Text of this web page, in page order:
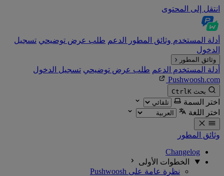
انتقل إلى المحتوى
أدلة المستخدم وثائق المطور الدعم طلب عرض توضيحي تسجيل
الدخول
وثائق المطور
أدلة المستخدم الدعم طلب عرض توضيحي تسجيل الدخول
Pushwoosh.com
بحث CtrlK
اختر السمة
اختر اللغة
وثائق المطور
Changelog
الخطوات الأولى
نظرة عامة على Pushwoosh